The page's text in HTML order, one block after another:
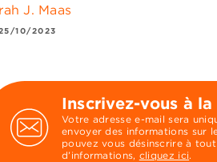
J. Maas
10/2023
Inscrivez-vous à
Votre adresse e-mail sera
envoyer des informations sur
pouvez vous désinscrire à
d’informations, cliquez ici.